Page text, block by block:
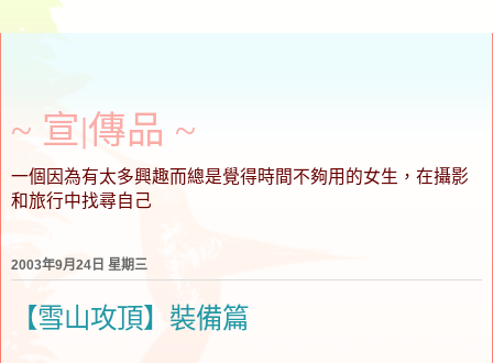
~ 宣∣傳品 ~
一個因為有太多興趣而總是覺得時間不夠用的女生，在攝影
和旅行中找尋自己
2003年9月24日 星期三
【雪山攻頂】裝備篇